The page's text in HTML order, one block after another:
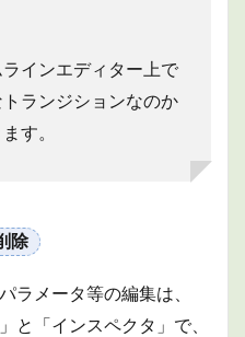
インエディター上で
ランジションなのか
す。
除
ラメータ等の編集は、
と「インスペクタ」で、